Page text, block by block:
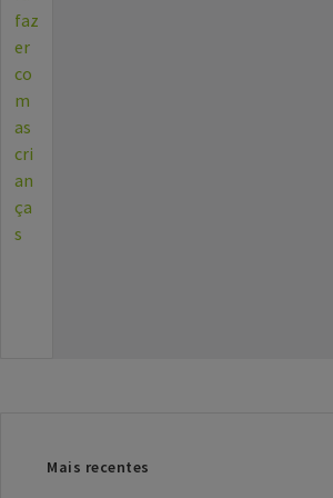
faz
er
co
m
as
cri
an
ça
s